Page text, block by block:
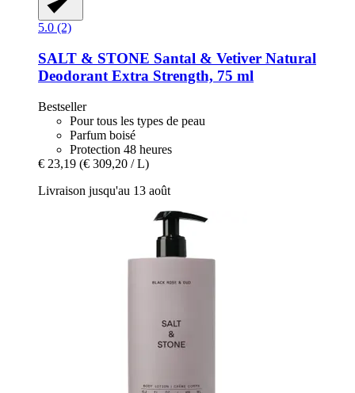
5.0 (2)
SALT & STONE Santal & Vetiver Natural
Deodorant Extra Strength, 75 ml
Bestseller
Pour tous les types de peau
Parfum boisé
Protection 48 heures
€ 23,19 (€ 309,20 / L)
Livraison jusqu'au 13 août